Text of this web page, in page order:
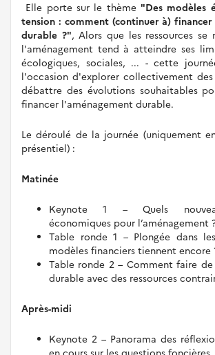
Elle porte sur le thème "Des modèles
tension : comment (continuer à)
durable ?", Alors que les ressources
l'aménagement tend à atteindre ses
écologiques, sociales, ... - cette
l'occasion d'explorer collectivement
débattre des évolutions souhaitables
financer l'aménagement durable.
Le déroulé de la journée (uniquement
présentiel) :
Matinée
Keynote 1 – Quels
économiques pour l’aménagement
Table ronde 1 – Plongée dans
modèles financiers tiennent encore
Table ronde 2 – Comment faire de
durable avec des ressources
Après-midi
Keynote 2 – Panorama des